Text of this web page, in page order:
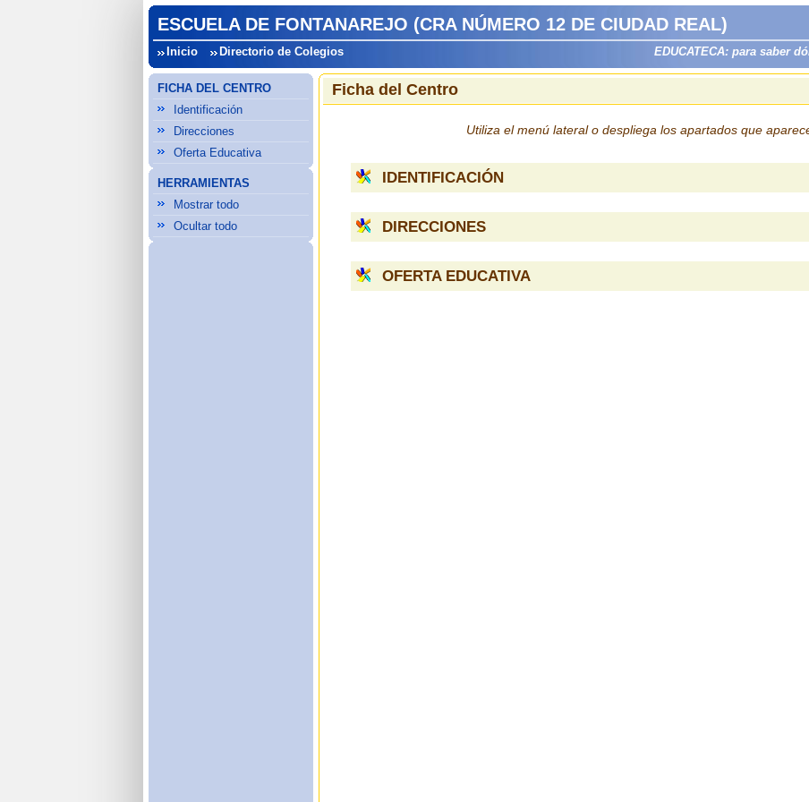
ESCUELA DE FONTANAREJO (CRA NÚMERO 12 DE CIUDAD REAL)
Inicio Directorio de Colegios EDUCATECA: para saber
FICHA DEL CENTRO
Identificación
Direcciones
Oferta Educativa
HERRAMIENTAS
Mostrar todo
Ocultar todo
Ficha del Centro
Utiliza el menú lateral o despliega los apartados que
IDENTIFICACIÓN
DIRECCIONES
OFERTA EDUCATIVA